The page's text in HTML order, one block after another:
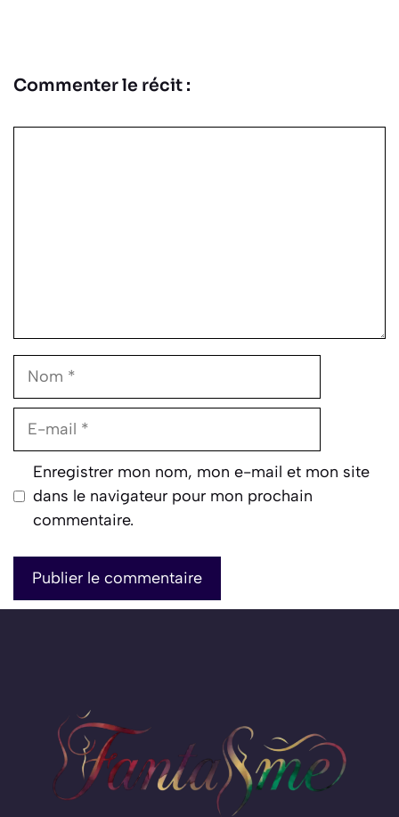
Commenter le récit :
Nom
E-
Enregistrer mon nom, mon e-mail et mon site
dans le navigateur pour mon prochain
commentaire.